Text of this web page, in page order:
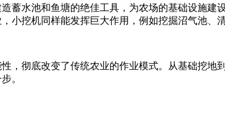
蓄水池和鱼塘的绝佳工具，为农场的基础设施
小挖机同样能发挥巨大作用，例如挖掘沼气池、
，彻底改变了传统农业的作业模式。从基础挖
。